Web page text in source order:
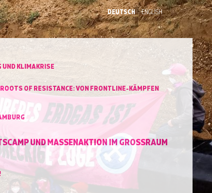
DEUTSCH ENGLISH
UND KLIMAKRISE
OF RESISTANCE: VON FRONTLINE-KÄMPFEN
UND MASSENAKTION IM GROSSRAUM H